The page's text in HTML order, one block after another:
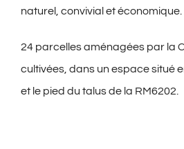
naturel, convivial et économique.
24 parcelles aménagées par la
cultivées, dans un espace situé
et le pied du talus de la RM6202.